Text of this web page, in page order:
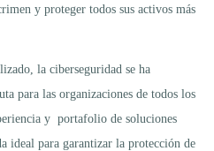
y proteger todos sus activos más
la ciberseguridad se ha
para las organizaciones de todos los
y portafolio de soluciones
ideal para garantizar la protección de